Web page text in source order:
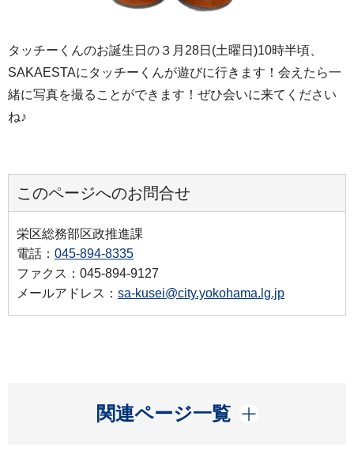
タッチーくんのお誕生日の３月28日(土曜日)10時半頃、
SAKAESTAにタッチーくんが遊びに行きます！会えたら一
緒に写真を撮ることができます！ぜひ会いに来てください
ね♪
このページへのお問合せ
栄区総務部区政推進課
電話： 045-894-8335
ファクス：045-894-9127
メールアドレス： sa-kusei@city.yokohama.lg.jp
関連ページ一覧
開く